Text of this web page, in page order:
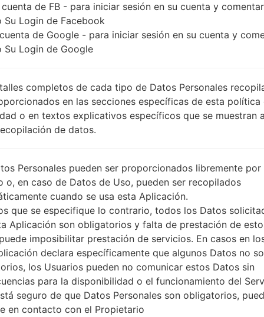
cuenta de FB - para iniciar sesión en su cuenta y comentar
Su Login de Facebook
de Google - para iniciar sesión en su cuenta y
Su Login de Google
completos de cada tipo de Datos Personales
en las secciones específicas de esta política
o en textos explicativos específicos que se muestran
de datos.
Personales pueden ser proporcionados libremente por
o, en caso de Datos de Uso, pueden ser recopilados
cuando se usa esta Aplicación.
que se especifique lo contrario, todos los Datos
Aplicación son obligatorios y falta de prestación de
imposibilitar prestación de servicios. En casos en
declara específicamente que algunos Datos no
los Usuarios pueden no comunicar estos Datos sin
para la disponibilidad o el funcionamiento del
seguro de que Datos Personales son obligatorios,
en contacto con el Propietario